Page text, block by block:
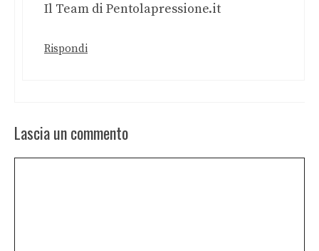
Il Team di Pentolapressione.it
Rispondi
Lascia un commento